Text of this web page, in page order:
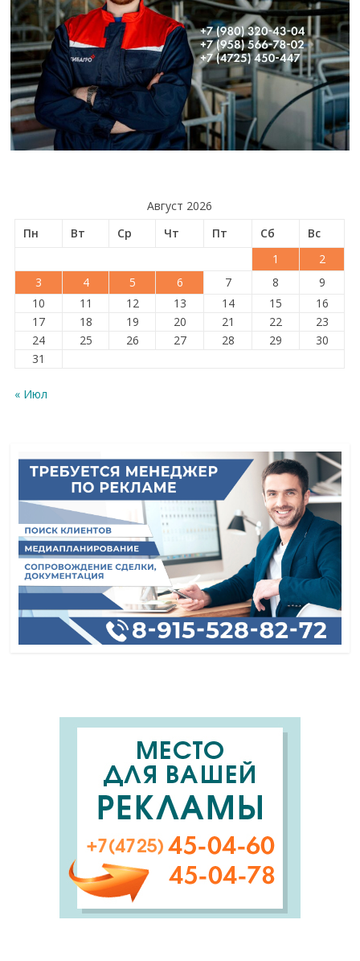
Август 2026
Пн
Вт Ср Чт Пт Сб
Вс
1
2
3
4 5 6 7 8
9
10
11 12 13 14 15
16
17
18 19 20 21 22
23
24
25 26 27 28 29
30
31
« Июл